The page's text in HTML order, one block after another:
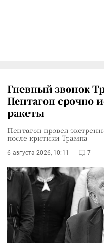
Гневный звонок
Пентагон срочно
ракеты
Пентагон провел
после критики Трампа
6 августа 2026, 10:11 7